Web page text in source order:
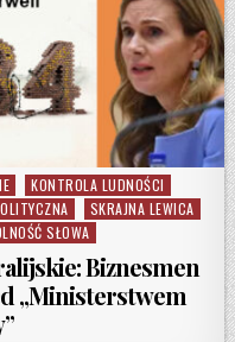
KONTROLA LUDNOŚCI
SKRAJNA LEWICA
SŁOWA
Biznesmen
„Ministerstwem